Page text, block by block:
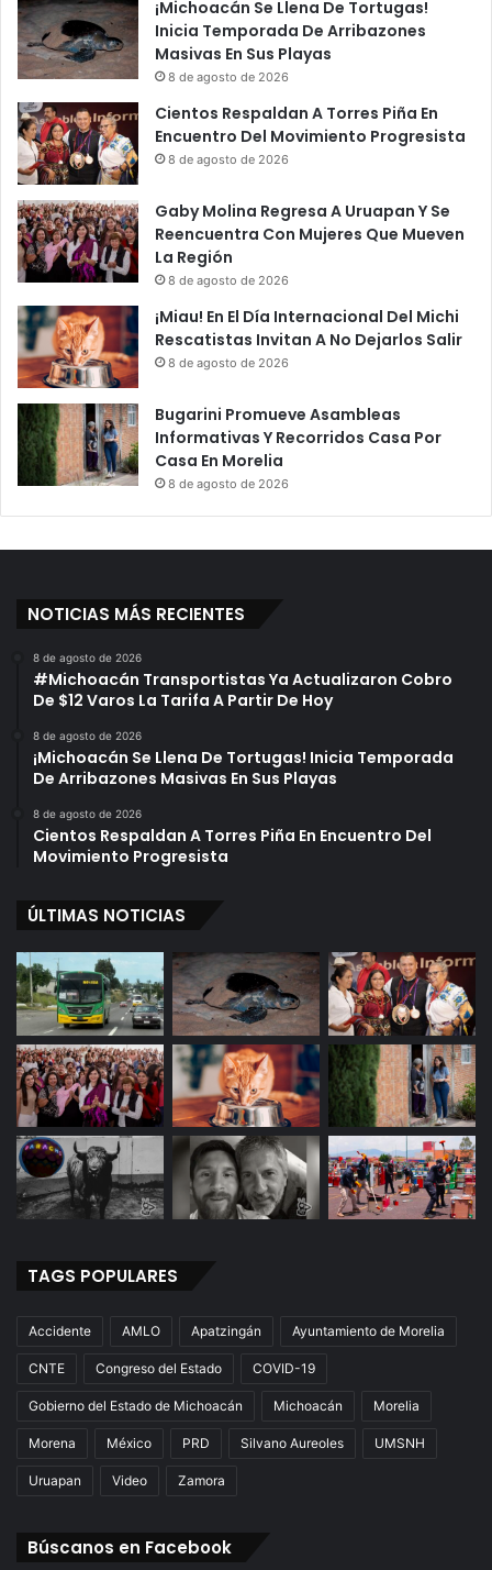
¡Michoacán Se Llena De Tortugas!
Inicia Temporada De Arribazones
Masivas En Sus Playas
8 de agosto de 2026
Cientos Respaldan A Torres Piña En
Encuentro Del Movimiento Progresista
8 de agosto de 2026
Gaby Molina Regresa A Uruapan Y Se
Reencuentra Con Mujeres Que Mueven
La Región
8 de agosto de 2026
¡Miau! En El Día Internacional Del Michi
Rescatistas Invitan A No Dejarlos Salir
8 de agosto de 2026
Bugarini Promueve Asambleas
Informativas Y Recorridos Casa Por
Casa En Morelia
8 de agosto de 2026
NOTICIAS MÁS RECIENTES
8 de agosto de 2026
#Michoacán Transportistas Ya Actualizaron Cobro
De $12 Varos La Tarifa A Partir De Hoy
8 de agosto de 2026
¡Michoacán Se Llena De Tortugas! Inicia Temporada
De Arribazones Masivas En Sus Playas
8 de agosto de 2026
Cientos Respaldan A Torres Piña En Encuentro Del
Movimiento Progresista
ÚLTIMAS NOTICIAS
TAGS POPULARES
Accidente AMLO Apatzingán Ayuntamiento de Morelia
CNTE Congreso del Estado COVID-19
Gobierno del Estado de Michoacán Michoacán Morelia
Morena México PRD Silvano Aureoles UMSNH
Uruapan Video Zamora
Búscanos en Facebook